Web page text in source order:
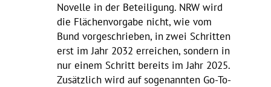
Novelle in der Betei­li­gung. NRW wird
die Flächen­vor­gabe nicht, wie vom
Bund vorge­schrieben, in zwei Schritten
erst im Jahr 2032 errei­chen, sondern in
nur einem Schritt bereits im Jahr 2025.
Zusätz­lich wird auf soge­nannten Go-To-